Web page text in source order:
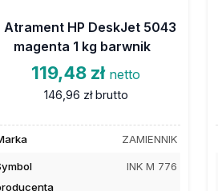
Atrament HP DeskJet 5043
magenta 1 kg barwnik
119,48 zł netto
146,96 zł brutto
ZAMIENNIK
INK M 776